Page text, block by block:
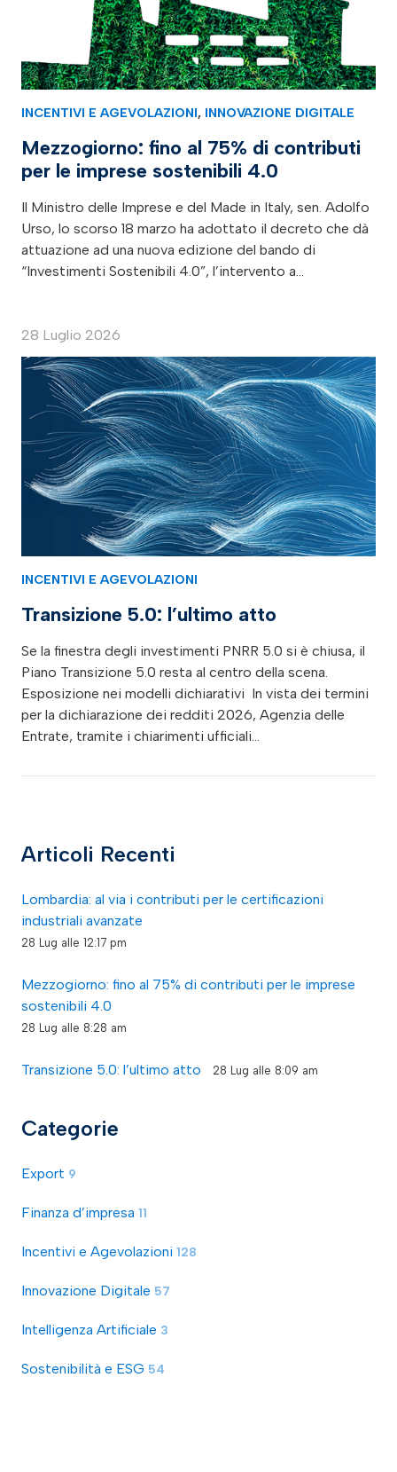
INCENTIVI E AGEVOLAZIONI, INNOVAZIONE DIGITALE
Mezzogiorno: fino al 75% di contributi
per le imprese sostenibili 4.0
Il Ministro delle Imprese e del Made in Italy, sen. Adolfo
Urso, lo scorso 18 marzo ha adottato il decreto che dà
attuazione ad una nuova edizione del bando di
“Investimenti Sostenibili 4.0”, l’intervento a…
28 Luglio 2026
INCENTIVI E AGEVOLAZIONI
Transizione 5.0: l’ultimo atto
Se la finestra degli investimenti PNRR 5.0 si è chiusa, il
Piano Transizione 5.0 resta al centro della scena.
Esposizione nei modelli dichiarativi In vista dei termini
per la dichiarazione dei redditi 2026, Agenzia delle
Entrate, tramite i chiarimenti ufficiali…
Articoli Recenti
Lombardia: al via i contributi per le certificazioni
industriali avanzate
28 Lug alle 12:17 pm
Mezzogiorno: fino al 75% di contributi per le imprese
sostenibili 4.0
28 Lug alle 8:28 am
Transizione 5.0: l’ultimo atto 28 Lug alle 8:09 am
Categorie
Export 9
Finanza d’impresa 11
Incentivi e Agevolazioni 128
Innovazione Digitale 57
Intelligenza Artificiale 3
Sostenibilità e ESG 54